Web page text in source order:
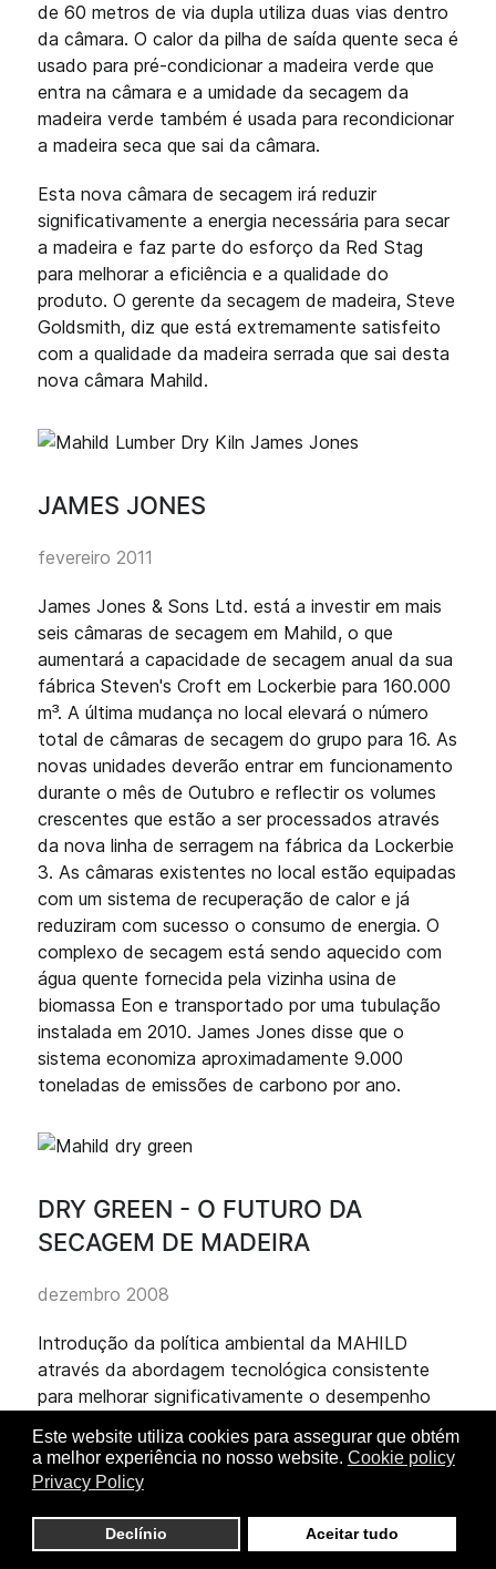
Este website utiliza cookies para assegurar que obtém
a melhor experiência no nosso website. Cookie policy
Privacy Policy
Declínio Aceitar tudo
de 60 metros de via dupla utiliza duas vias dentro
da câmara. O calor da pilha de saída quente seca é
usado para pré-condicionar a madeira verde que
entra na câmara e a umidade da secagem da
madeira verde também é usada para recondicionar
a madeira seca que sai da câmara.
Esta nova câmara de secagem irá reduzir
significativamente a energia necessária para secar
a madeira e faz parte do esforço da Red Stag
para melhorar a eficiência e a qualidade do
produto. O gerente da secagem de madeira, Steve
Goldsmith, diz que está extremamente satisfeito
com a qualidade da madeira serrada que sai desta
nova câmara Mahild.
JAMES JONES
fevereiro 2011
James Jones & Sons Ltd. está a investir em mais
seis câmaras de secagem em Mahild, o que
aumentará a capacidade de secagem anual da sua
fábrica Steven's Croft em Lockerbie para 160.000
m³. A última mudança no local elevará o número
total de câmaras de secagem do grupo para 16. As
novas unidades deverão entrar em funcionamento
durante o mês de Outubro e reflectir os volumes
crescentes que estão a ser processados através
da nova linha de serragem na fábrica da Lockerbie
3. As câmaras existentes no local estão equipadas
com um sistema de recuperação de calor e já
reduziram com sucesso o consumo de energia. O
complexo de secagem está sendo aquecido com
água quente fornecida pela vizinha usina de
biomassa Eon e transportado por uma tubulação
instalada em 2010. James Jones disse que o
sistema economiza aproximadamente 9.000
toneladas de emissões de carbono por ano.
DRY GREEN - O FUTURO DA
SECAGEM DE MADEIRA
dezembro 2008
Introdução da política ambiental da MAHILD
através da abordagem tecnológica consistente
para melhorar significativamente o desempenho
para o benefício do nosso ambiente.
Redução das emissões de gases de processo
Redução do ruído